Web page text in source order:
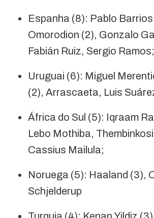
Espanha (8): Pablo
Omorodion (2), Gonzalo
Fabián Ruiz, Sergio Ramos;
Uruguai (6): Miguel
(2), Arrascaeta, Luis
África do Sul (5): Iqraam
Lebo Mothiba,
Cassius Mailula;
Noruega (5): Haaland (3),
Schjelderup